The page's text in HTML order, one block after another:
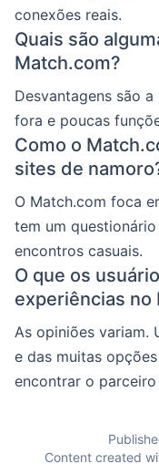
conexões reais.
Quais são
Match.com?
Desvantagens são
fora e poucas
Como o
sites de
O Match.com foca
tem um
encontros casuais.
O que os
experiências no
As opiniões variam.
e das muitas
encontrar o
Content created